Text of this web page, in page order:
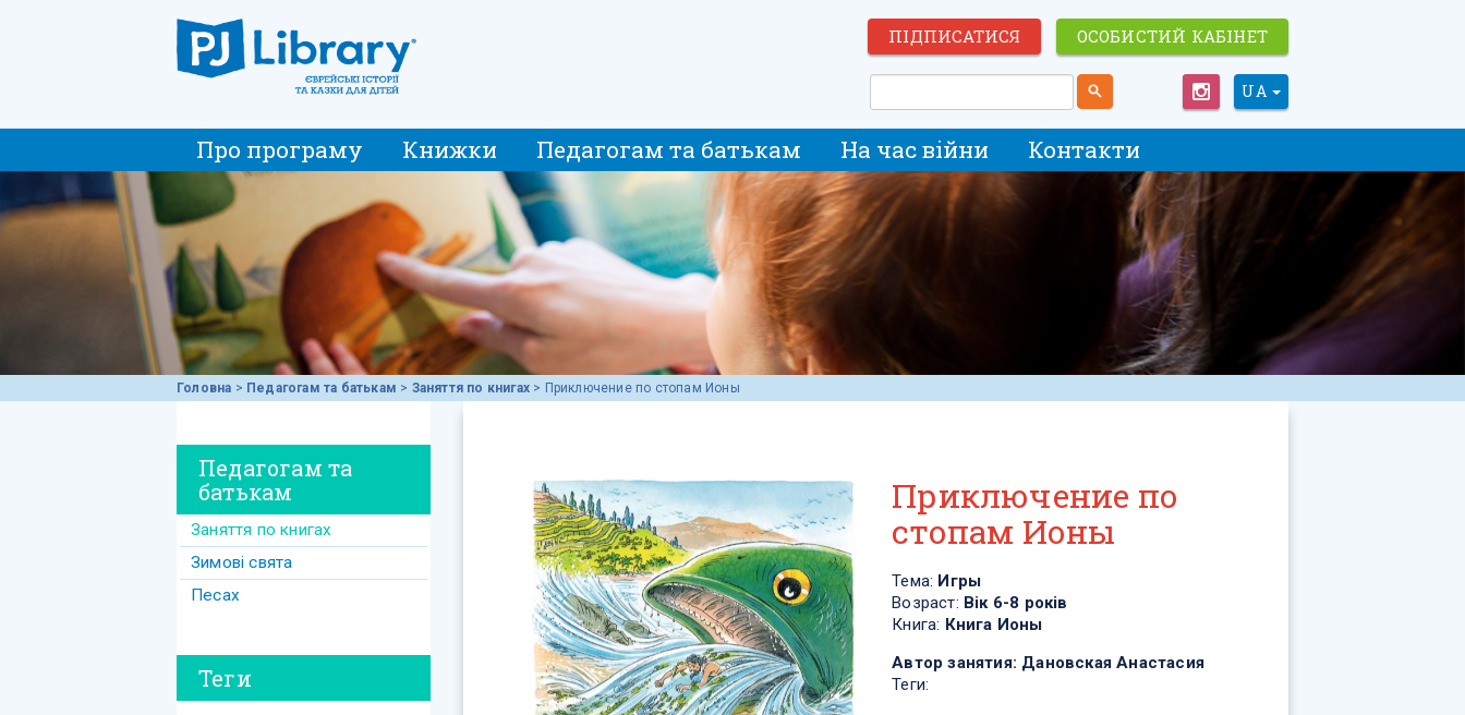
ПІДПИСАТИСЯ ОСОБИСТИЙ КАБІНЕТ
UA
Про програму Книжки Педагогам та батькам На час війни Контакти
Головна > Педагогам та батькам > Заняття по книгах > Приключение по стопам Ионы
Приключение по
стопам Ионы
Тема: Игры
Возраст: Вік 6-8 років
Книга: Книга Ионы
Автор занятия: Дановская Анастасия
Теги:
Педагогам та
батькам
Заняття по книгах
Зимові свята
Песах
Теги